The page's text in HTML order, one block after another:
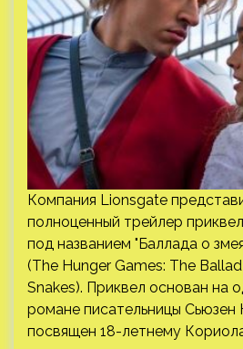
Компания Lionsgate
полноценный трейлер
под названием "Баллада о
(The Hunger Games: The
Snakes). Приквел основан на
романе писательницы Сьюзен
посвящен 18-летнему